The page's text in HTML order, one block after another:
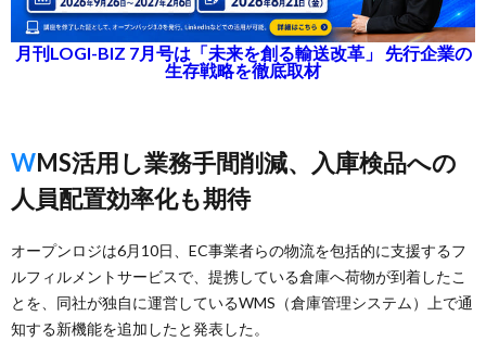
月刊LOGI-BIZ 7月号は「未来を創る輸送改革」 先行企業の
生存戦略を徹底取材
WMS活用し業務手間削減、入庫検品への
人員配置効率化も期待
オープンロジは6月10日、EC事業者らの物流を包括的に支援するフ
ルフィルメントサービスで、提携している倉庫へ荷物が到着したこ
とを、同社が独自に運営しているWMS（倉庫管理システム）上で通
知する新機能を追加したと発表した。